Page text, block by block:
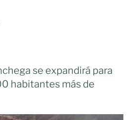
se expandirá para
habitantes más de